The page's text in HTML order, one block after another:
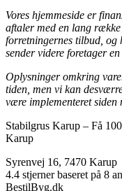
Vores hjemmeside er
aftaler med en lang
forretningernes tilbud, og
sender videre foretager
Oplysninger omkring
tiden, men vi kan
være implementeret siden
Stabilgrus Karup – Få
Karup
Syrenvej 16, 7470 Karup
4.4 stjerner baseret på 8
BestilByg.dk